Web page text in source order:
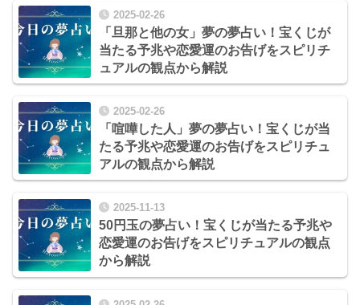
2025-02-26
「旦那と他の女」夢の夢占い！宝くじが
当たる予兆や恋愛運のお告げをスピリチ
ュアルの観点から解説
2025-02-26
「喧嘩した人」夢の夢占い！宝くじが当
たる予兆や恋愛運のお告げをスピリチュ
アルの観点から解説
2025-11-13
50円玉の夢占い！宝くじが当たる予兆や
恋愛運のお告げをスピリチュアルの観点
から解説